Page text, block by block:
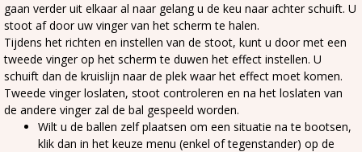
gaan verder uit elkaar al naar gelang u de keu naar achter schuift. U
stoot af door uw vinger van het scherm te halen.
Tijdens het richten en instellen van de stoot, kunt u door met een
tweede vinger op het scherm te duwen het effect instellen. U
schuift dan de kruislijn naar de plek waar het effect moet komen.
Tweede vinger loslaten, stoot controleren en na het loslaten van
de andere vinger zal de bal gespeeld worden.
Wilt u de ballen zelf plaatsen om een situatie na te bootsen,
klik dan in het keuze menu (enkel of tegenstander) op de